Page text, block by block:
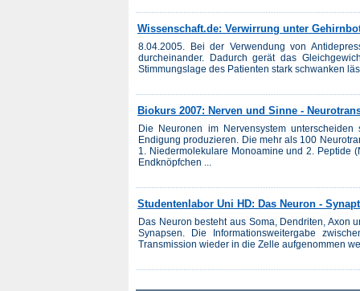
Wissenschaft.de: Verwirrung unter
8.04.2005. Bei der Verwendung von
durcheinander. Dadurch gerät das
Stimmungslage des Patienten stark schwanken
Biokurs 2007: Nerven und Sinne -
Die Neuronen im Nervensystem
Endigung produzieren. Die mehr als 100
1. Niedermolekulare Monoamine und 2. Peptide
Endknöpfchen ...
Studentenlabor Uni HD: Das Neuron -
Das Neuron besteht aus Soma, Dendriten, Axon
Synapsen. Die Informationsweitergabe
Transmission wieder in die Zelle aufgenommen